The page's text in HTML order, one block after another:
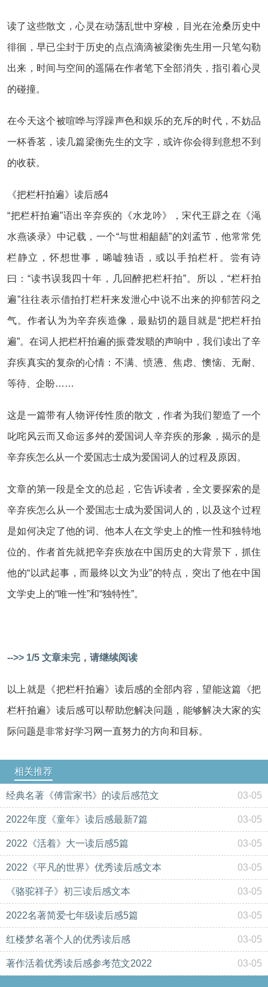
读了这些散文，心灵在动荡乱世中穿梭，目光在沧桑历史中
徘徊，早已尘封于历史的点点滴滴被梁衡先生用一只笔勾勒
出来，时间与空间的遥隔在作者笔下全部消失，指引着心灵
的碰撞。
在今天这个被喧哗与浮躁声色和娱乐的充斥的时代，不妨品
一杯香茗，读几篇梁衡先生的文字，或许你会得到意想不到
的收获。
《把栏杆拍遍》读后感4
“把栏杆拍遍”语出辛弃疾的《水龙吟》，宋代王辟之在《渑
水燕谈录》中记载，一个“与世相龃龉”的刘孟节，他常常凭
栏静立，怀想世事，唏嘘独语，或以手拍栏杆。尝有诗
曰：“读书误我四十年，几回醉把栏杆拍”。所以，“栏杆拍
遍”往往表示借拍打栏杆来发泄心中说不出来的抑郁苦闷之
气。作者认为为辛弃疾造像，最贴切的题目就是“把栏杆拍
遍”。在词人把栏杆拍遍的振聋发聩的声响中，我们读出了辛
弃疾真实的复杂的心情：不满、愤懑、焦虑、懊恼、无耐、
等待、企盼……
这是一篇带有人物评传性质的散文，作者为我们塑造了一个
叱咤风云而又命运多舛的爱国词人辛弃疾的形象，揭示的是
辛弃疾怎么从一个爱国志士成为爱国词人的过程及原因。
文章的第一段是全文的总起，它告诉读者，全文要探索的是
辛弃疾怎么从一个爱国志士成为爱国词人的，以及这个过程
是如何决定了他的词、他本人在文学史上的惟一性和独特地
位的。作者首先就把辛弃疾放在中国历史的大背景下，抓住
他的“以武起事，而最终以文为业”的特点，突出了他在中国
文学史上的“唯一性”和“独特性”。
-->> 1/5 文章未完，请继续阅读
以上就是《把栏杆拍遍》读后感的全部内容，望能这篇《把
栏杆拍遍》读后感可以帮助您解决问题，能够解决大家的实
际问题是非常好学习网一直努力的方向和目标。
相关推荐
经典名著《傅雷家书》的读后感范文 03-05
2022年度《童年》读后感最新7篇 03-05
2022《活着》大一读后感5篇 03-05
2022《平凡的世界》优秀读后感文本 03-05
《骆驼祥子》初三读后感文本 03-05
2022名著简爱七年级读后感5篇 03-05
红楼梦名著个人的优秀读后感 03-05
著作活着优秀读后感参考范文2022 03-05